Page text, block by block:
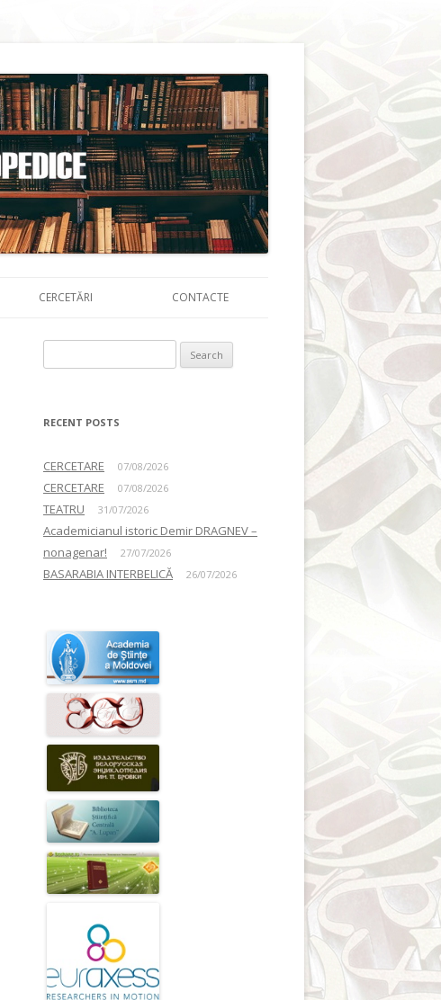
CERCETĂRI CONTACTE
RECENT POSTS
CERCETARE 07/08/2026
CERCETARE 07/08/2026
TEATRU 31/07/2026
Academicianul istoric Demir DRAGNEV –
nonagenar!
27/07/2026
BASARABIA INTERBELICĂ 26/07/2026